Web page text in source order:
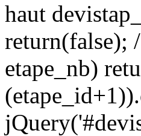
haut
return(false);
etape_nb)